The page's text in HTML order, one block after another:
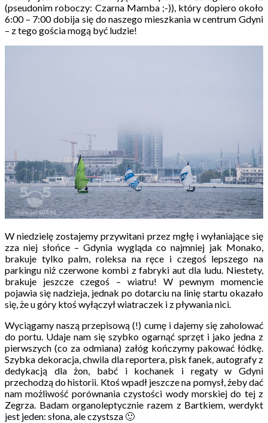
(pseudonim roboczy: Czarna Mamba ;-)), który dopiero około
6:00 – 7:00 dobija się do naszego mieszkania w centrum Gdyni
– z tego gościa mogą być ludzie!
W niedzielę zostajemy przywitani przez mgłę i wyłaniające się
zza niej słońce – Gdynia wygląda co najmniej jak Monako,
brakuje tylko palm, roleksa na ręce i czegoś lepszego na
parkingu niż czerwone kombi z fabryki aut dla ludu. Niestety,
brakuje jeszcze czegoś – wiatru! W pewnym momencie
pojawia się nadzieja, jednak po dotarciu na linię startu okazało
się, że u góry ktoś wyłączył wiatraczek i z pływania nici.
Wyciągamy naszą przepisową (!) cumę i dajemy się zaholować
do portu. Udaje nam się szybko ogarnąć sprzęt i jako jedna z
pierwszych (co za odmiana) załóg kończymy pakować łódkę.
Szybka dekoracja, chwila dla reportera, pisk fanek, autografy z
dedykacją dla żon, babć i kochanek i regaty w Gdyni
przechodzą do historii. Ktoś wpadł jeszcze na pomysł, żeby dać
nam możliwość porównania czystości wody morskiej do tej z
Zegrza. Badam organoleptycznie razem z Bartkiem, werdykt
jest jeden: słona, ale czystsza 🙂